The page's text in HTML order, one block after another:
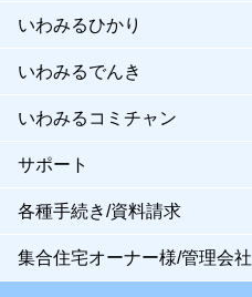
いわみるひかり
いわみるでんき
いわみるコミチャン
サポート
各種手続き/資料請求
集合住宅オーナー様/管理会社